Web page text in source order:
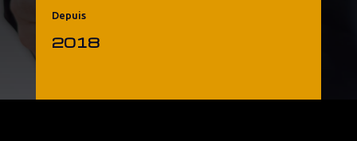
Depuis
2018